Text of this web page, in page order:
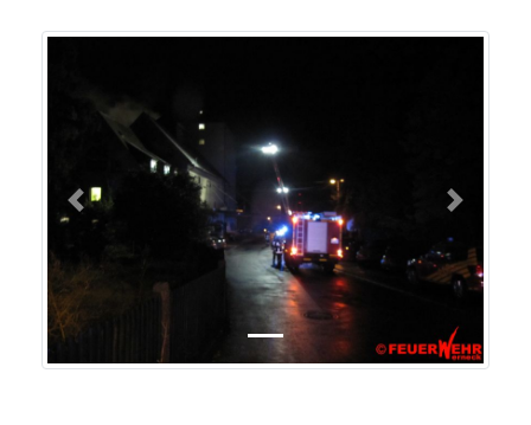
Previous Next